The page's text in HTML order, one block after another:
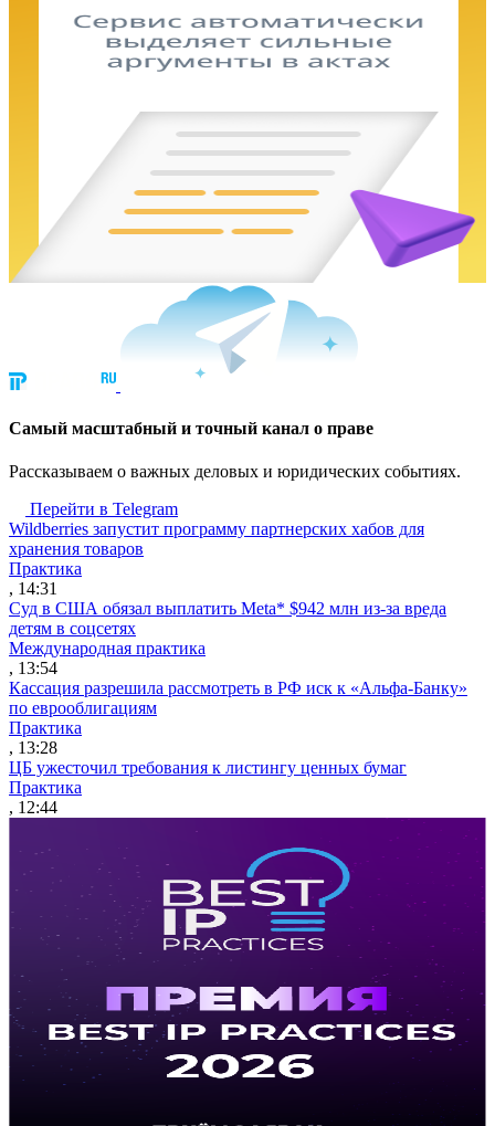
Cамый масштабный и точный канал о праве
Рассказываем о важных деловых и юридических событиях.
Перейти в Telegram
Wildberries запустит программу партнерских хабов для
хранения товаров
Практика
, 14:31
Суд в США обязал выплатить Meta* $942 млн из-за вреда
детям в соцсетях
Международная практика
, 13:54
Кассация разрешила рассмотреть в РФ иск к «Альфа-Банку»
по еврооблигациям
Практика
, 13:28
ЦБ ужесточил требования к листингу ценных бумаг
Практика
, 12:44